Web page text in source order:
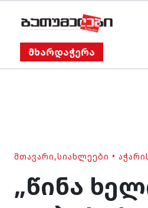
მხარდაჭერა
ᲛᲗᲐᲕᲐᲠᲘ,ᲡᲘᲐᲮᲚᲔᲔᲑᲘ •
„წინა